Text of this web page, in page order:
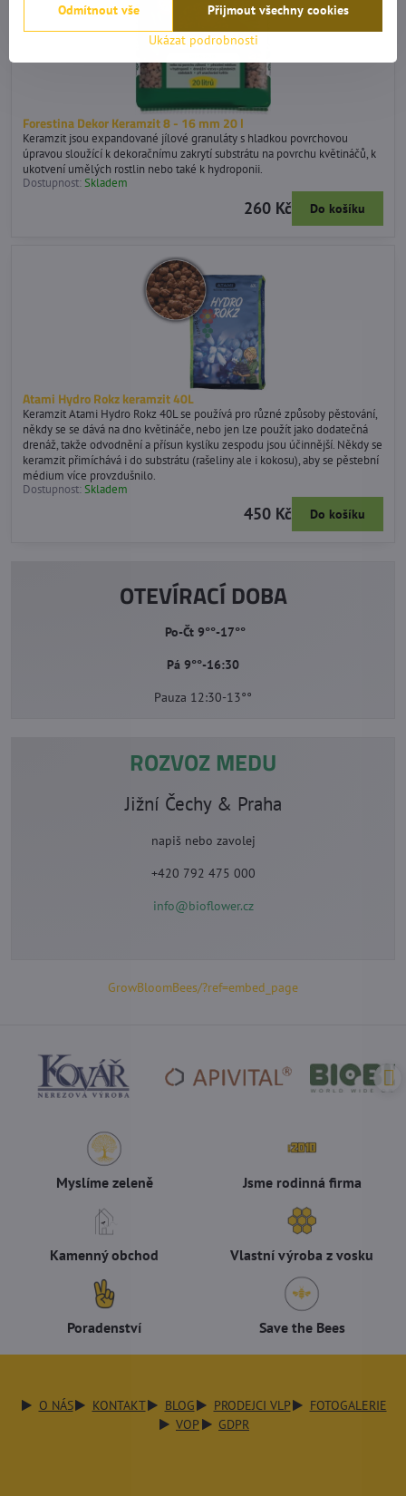
Forestina Dekor Keramzit 8 - 16 mm 20 l
Keramzit jsou expandované jílové granuláty s hladkou povrchovou
úpravou sloužící k dekoračnímu zakrytí substrátu na povrchu květináčů, k
ukotvení umělých rostlin nebo také k hydroponii.
Dostupnost:Skladem
260 Kč Do košíku
Atami Hydro Rokz keramzit 40L
Keramzit Atami Hydro Rokz 40L se používá pro různé způsoby pěstování,
někdy se se dává na dno květináče, nebo jen lze použít jako dodatečná
drenáž, takže odvodnění a přísun kyslíku zespodu jsou účinnější. Někdy se
keramzit přimíchává i do substrátu (rašeliny ale i kokosu), aby se pěstební
médium více provzdušnilo.
Dostupnost:Skladem
450 Kč Do košíku
OTEVÍRACÍ DOBA
Po-Čt 9°°-17°°
Pá 9°°-16:30
Pauza 12:30-13°°
ROZVOZ MEDU
Jižní Čechy & Praha
napiš nebo zavolej
+420 792 475 000
info@bioflower.cz
GrowBloomBees/?ref=embed_page
Myslíme zeleně Jsme rodinná firma
Kamenný obchod Vlastní výroba z vosku
Poradenství Save the Bees
O NÁS KONTAKT BLOG PRODEJCI VLP
FOTOGALERIE
VOP
GDPR
Ukázat podrobnosti
Přijmout všechny cookies
Odmítnout vše